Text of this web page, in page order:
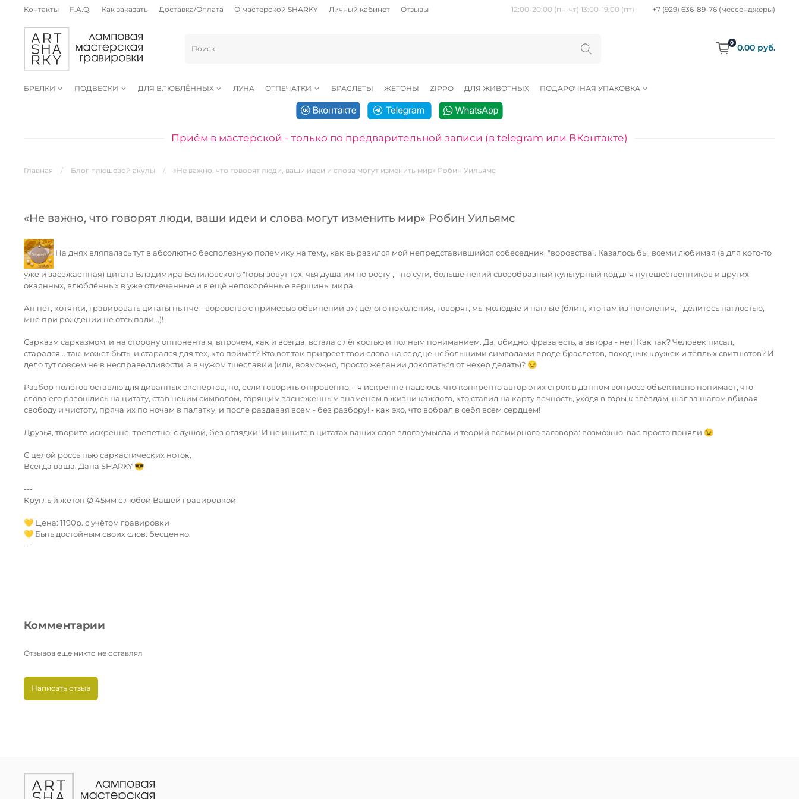
Контакты F.A.Q. Как заказать Доставка/Оплата О мастерской SHARKY Личный кабинет Отзывы 12:00-20:00 (пн-чт) 13:00-19:00 (пт) +7 (929) 636-89-76 (мессенджеры)
0
0.00 руб.
БРЕЛКИ ПОДВЕСКИ ДЛЯ ВЛЮБЛЁННЫХ ЛУНА ОТПЕЧАТКИ БРАСЛЕТЫ ЖЕТОНЫ ZIPPO ДЛЯ ЖИВОТНЫХ ПОДАРОЧНАЯ УПАКОВКА
Приём в мастерской - только по предварительной записи (в telegram или ВКонтакте)
Главная Блог плюшевой акулы «Не важно, что говорят люди, ваши идеи и слова могут изменить мир» Робин Уильямс
«Не важно, что говорят люди, ваши идеи и слова могут изменить мир» Робин Уильямс
На днях вляпалась тут в абсолютно бесполезную полемику на тему, как выразился мой непредставившийся собеседник, "воровства". Казалось бы, всеми любимая (а для кого-то
уже и заезжаенная) цитата Владимира Белиловского "Горы зовут тех, чья душа им по росту", - по сути, больше некий своеобразный культурный код для путешественников и других
окаянных, влюблённых в уже отмеченные и в ещё непокорённые вершины мира.
Ан нет, котятки, гравировать цитаты нынче - воровство с примесью обвинений аж целого поколения, говорят, мы молодые и наглые (блин, кто там из поколения, - делитесь наглостью,
мне при рождении не отсыпали...)!
Сарказм сарказмом, и на сторону оппонента я, впрочем, как и всегда, встала с лёгкостью и полным пониманием. Да, обидно, фраза есть, а автора - нет! Как так? Человек писал,
старался... так, может быть, и старался для тех, кто поймёт? Кто вот так пригреет твои слова на сердце небольшими символами вроде браслетов, походных кружек и тёплых свитшотов? И
дело тут совсем не в несправедливости, а в чужом тщеславии (или, возможно, просто желании докопаться от нехер делать)? 😒
Разбор полётов оставлю для диванных экспертов, но, если говорить откровенно, - я искренне надеюсь, что конкретно автор этих строк в данном вопросе объективно понимает, что
слова его разошлись на цитату, став неким символом, горящим заснеженным знаменем в жизни каждого, кто ставил на карту вечность, уходя в горы к звёздам, шаг за шагом вбирая
свободу и чистоту, пряча их по ночам в палатку, и после раздавая всем - без разбору! - как эхо, что вобрал в себя всем сердцем!
Друзья, творите искренне, трепетно, с душой, без оглядки! И не ищите в цитатах ваших слов злого умысла и теорий всемирного заговора: возможно, вас просто поняли 😉
С целой россыпью саркастических ноток,
Всегда ваша, Дана SHARKY 😎
---
Круглый жетон Ø 45мм с любой Вашей гравировкой
💛 Цена: 1190р. с учётом гравировки
💛 Быть достойным своих слов: бесценно.
---
Комментарии
Отзывов еще никто не оставлял
Написать отзыв